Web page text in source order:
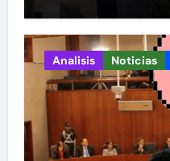
Analisis Noticias